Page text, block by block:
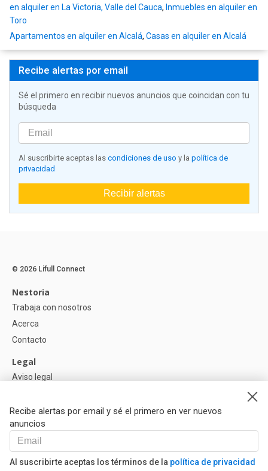
en alquiler en La Victoria, Valle del Cauca, Inmuebles en alquiler en
Toro
Apartamentos en alquiler en Alcalá, Casas en alquiler en Alcalá
Recibe alertas por email
Sé el primero en recibir nuevos anuncios que coincidan con tu
búsqueda
Al suscribirte aceptas las condiciones de uso y la política de
privacidad
Recibir alertas
Recibe alertas por email y sé el primero en ver nuevos
anuncios
Al suscribirte aceptas los términos de la política de privacidad
© 2026 Lifull Connect
Nestoria
Trabaja con nosotros
Acerca
Contacto
Legal
Aviso legal
Política de Cookies
Ayuda
Preguntas
Nuestros Partners